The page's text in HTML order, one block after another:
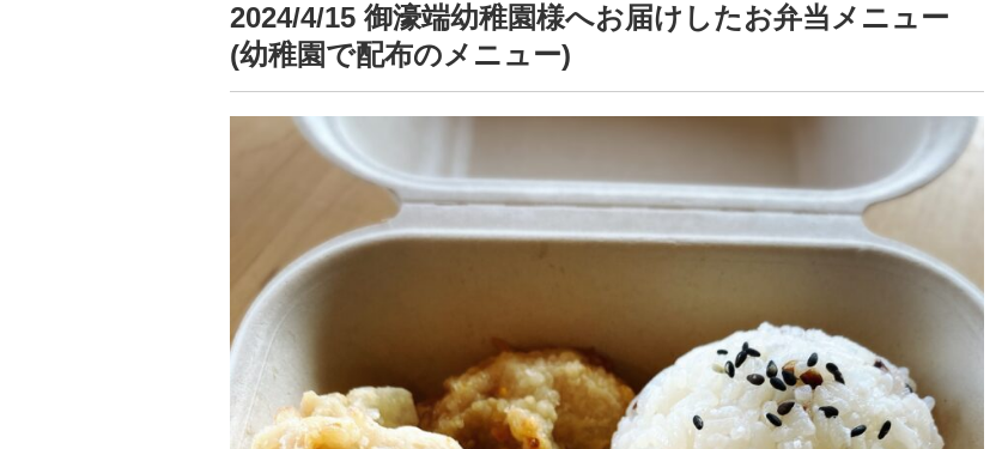
2024/4/15 御濠端幼稚園様へお届けしたお弁当メニュー
(幼稚園で配布のメニュー)